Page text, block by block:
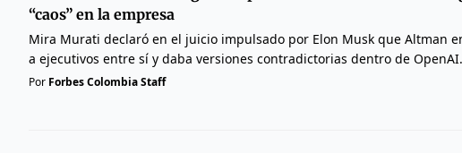
“caos” en la empresa
Mira Murati declaró en el juicio impulsado por Elon Musk que Altman
a ejecutivos entre sí y daba versiones contradictorias dentro de OpenAI.
Por Forbes Colombia Staff